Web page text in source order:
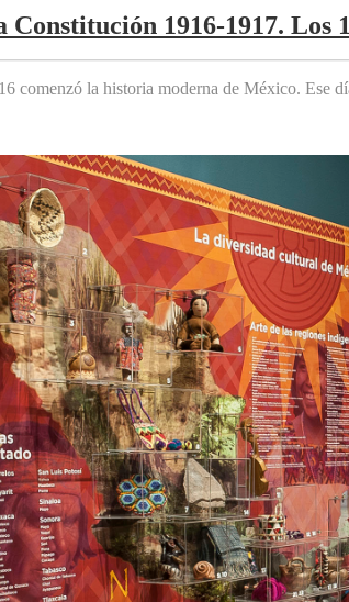
Constitución 1916-1917.
comenzó la historia moderna de México. Ese